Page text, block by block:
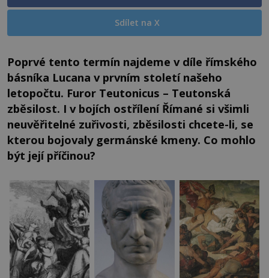
Sdílet na X
Poprvé tento termín najdeme v díle římského
básníka Lucana v prvním století našeho
letopočtu. Furor Teutonicus – Teutonská
zběsilost. I v bojích ostřílení Římané si všimli
neuvěřitelné zuřivosti, zběsilosti chcete-li, se
kterou bojovaly germánské kmeny. Co mohlo
být její příčinou?